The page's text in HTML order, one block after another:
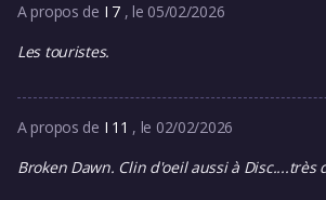
A propos de I 7 , le 05/02/2026
Les touristes.
A propos de I 11 , le 02/02/2026
Broken Dawn. Clin d'oeil aussi à Disc....très